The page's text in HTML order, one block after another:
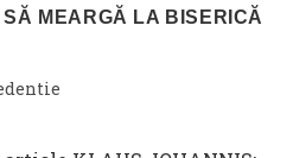
MEARGĂ LA BISERICĂ